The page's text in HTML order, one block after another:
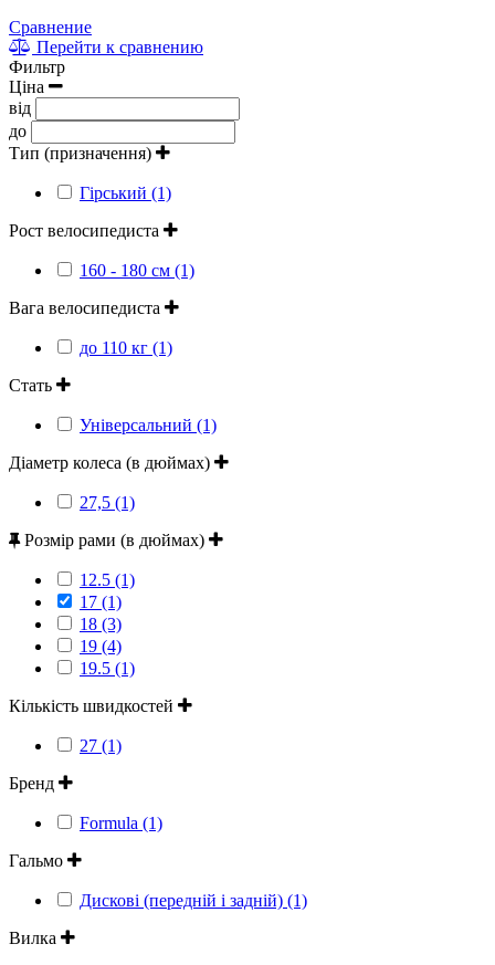
Сравнение
Перейти к сравнению
Фильтр
Ціна
від
до
Тип (призначення)
Гірський (1)
Рост велосипедиста
160 - 180 см (1)
Вага велосипедиста
до 110 кг (1)
Стать
Універсальний (1)
Діаметр колеса (в дюймах)
27,5 (1)
Розмір рами (в дюймах)
12.5 (1)
17 (1)
18 (3)
19 (4)
19.5 (1)
Кількість швидкостей
27 (1)
Бренд
Formula (1)
Гальмо
Дискові (передній і задній) (1)
Вилка